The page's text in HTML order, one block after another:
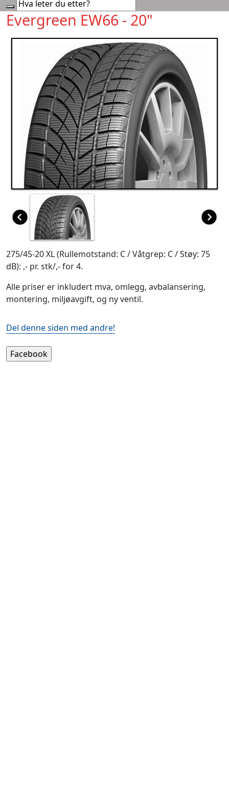
Evergreen EW66 - 20"
275/45-20 XL (Rullemotstand: C / Våtgrep: C / Støy: 75
dB): ,- pr. stk/,- for 4.
Alle priser er inkludert mva, omlegg, avbalansering,
montering, miljøavgift, og ny ventil.
Del denne siden med andre!